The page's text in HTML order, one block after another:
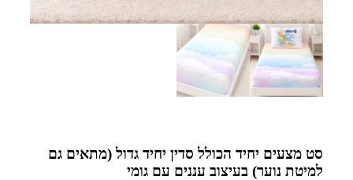
סט מצעים יחיד הכולל סדין יחיד גדול (מתאים גם
למיטת נוער) בעיצוב עננים עם גומי